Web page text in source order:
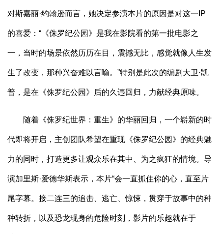
对斯嘉丽·约翰逊而言，她决定参演本片的原因是对这一IP
的喜爱：“《侏罗纪公园》是我在影院看的第一批电影之
一，当时的场景依然历历在目，震撼无比，感觉就像人生发
生了改变，那种兴奋难以言喻。”特别是此次的编剧大卫·凯
普，是在《侏罗纪公园》后的久违回归，力献经典原味。
随着《侏罗纪世界：重生》的华丽回归，一个崭新的时
代即将开启，主创团队希望在重现《侏罗纪公园》的经典魅
力的同时，打造更多让观众乐在其中、为之疯狂的情境。导
演加里斯·爱德华斯表示，本片“会一直抓住你的心，直至片
尾字幕。接二连三的追击、逃亡、惊悚，贯穿于故事中的种
种转折，以及恐龙现身的危险时刻，影片的乐趣就在于